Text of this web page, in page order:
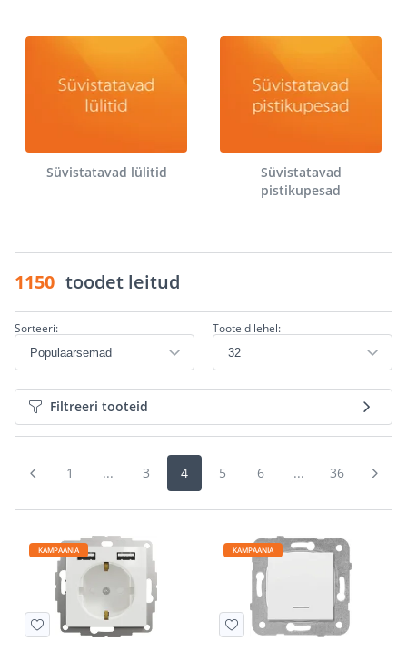
Süvistatavad lülitid
Süvistatavad
pistikupesad
1150 toodet leitud
Sorteeri: Tooteid lehel:
Filtreeri tooteid
1 ... 3 4 5 6 ... 36
KAMPAANIA KAMPAANIA